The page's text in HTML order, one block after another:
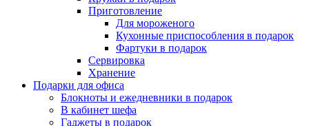
Приготовление
Для мороженого
Кухонные приспособления в подарок
Фартуки в подарок
Сервировка
Хранение
Подарки для офиса
Блокноты и ежедневники в подарок
В кабинет шефа
Гаджеты в подарок